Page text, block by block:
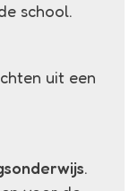
school.
uit een
.